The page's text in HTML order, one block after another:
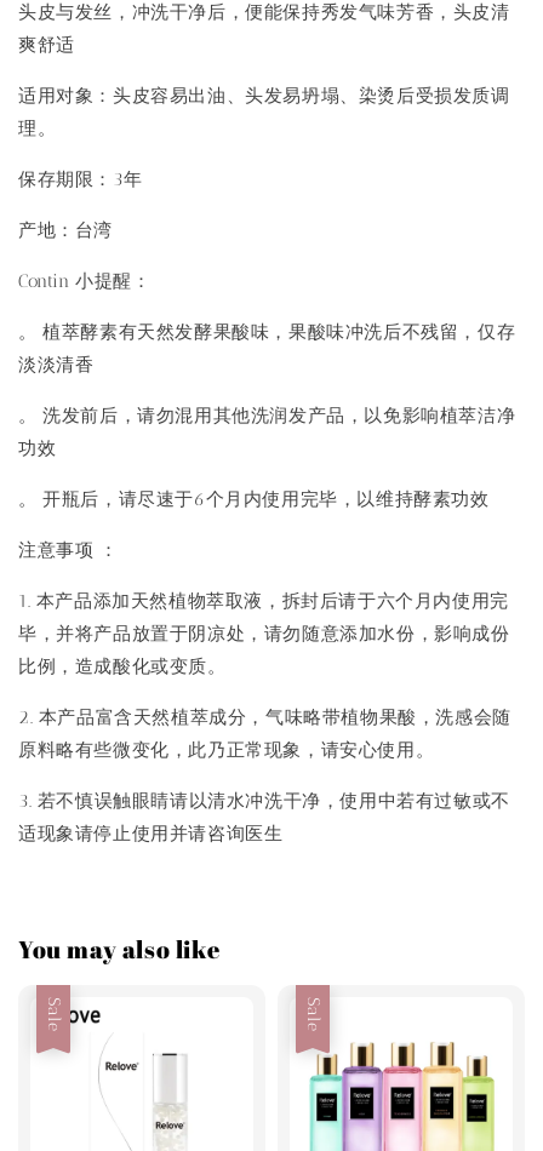
头皮与发丝，冲洗干净后，便能保持秀发气味芳香，头皮清
爽舒适
适用对象：头皮容易出油、头发易坍塌、染烫后受损发质调
理。
保存期限：3年
产地：台湾
Contin 小提醒：
。 植萃酵素有天然发酵果酸味，果酸味冲洗后不残留，仅存
淡淡清香
。 洗发前后，请勿混用其他洗润发产品，以免影响植萃洁净
功效
。 开瓶后，请尽速于6个月内使用完毕，以维持酵素功效
注意事项 ：
1. 本产品添加天然植物萃取液，拆封后请于六个月内使用完
毕，并将产品放置于阴凉处，请勿随意添加水份，影响成份
比例，造成酸化或变质。
2. 本产品富含天然植萃成分，气味略带植物果酸，洗感会随
原料略有些微变化，此乃正常现象，请安心使用。
3. 若不慎误触眼睛请以清水冲洗干净，使用中若有过敏或不
适现象请停止使用并请咨询医生
You may also like
Sale Sale